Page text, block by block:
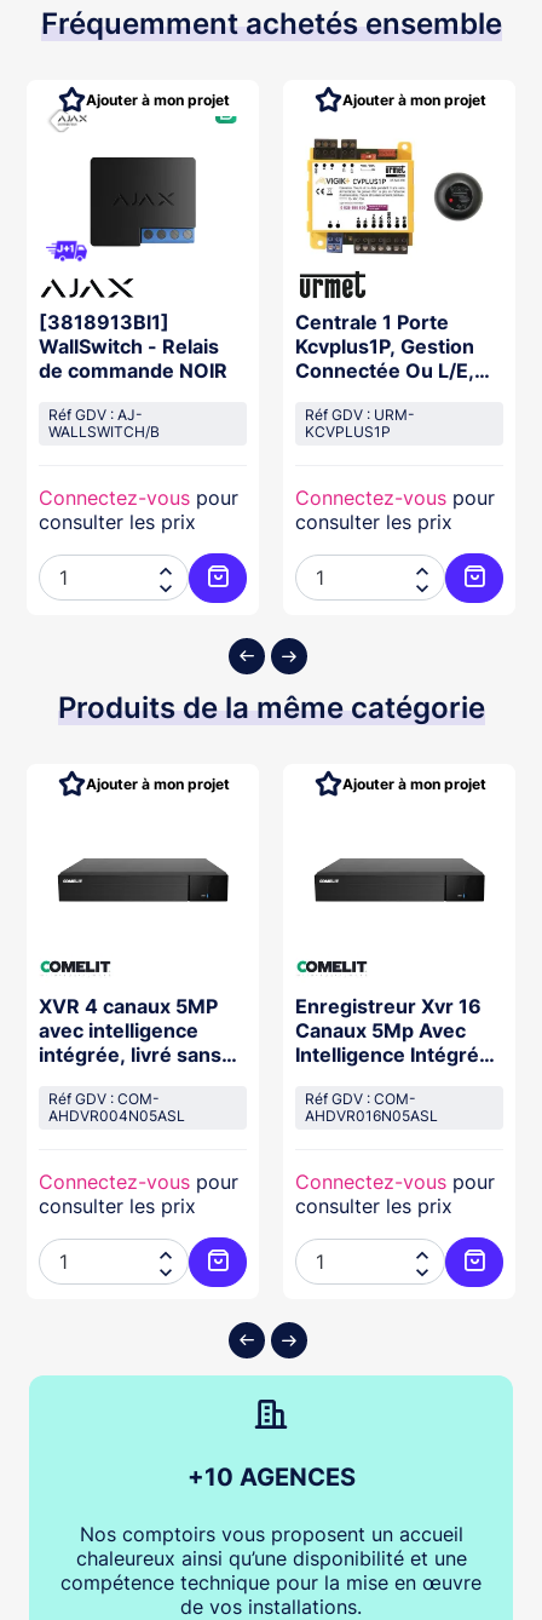
Fréquemment achetés ensemble
au panier
[3818913Bl1]
WallSwitch - Relais
de commande NOIR
Réf GDV : AJ-
WALLSWITCH/B
Connectez-vous pour
consulter les prix


Ajouter au panier
Ajouter à mon projet
Centrale 1 Porte
Kcvplus1P, Gestion
Connectée Ou L/E,
Réf GDV : URM-
KCVPLUS1P
Connectez-vous pour
consulter les prix


Ajouter à mon projet
Produits de la même catégorie
au panier
XVR 4 canaux 5MP
avec intelligence
intégrée, livré sans
Réf GDV : COM-
AHDVR004N05ASL
Connectez-vous pour
consulter les prix


Ajouter au panier
Ajouter à mon projet
Enregistreur Xvr 16
Canaux 5Mp Avec
Intelligence Intégrée,
Réf GDV : COM-
AHDVR016N05ASL
Connectez-vous pour
consulter les prix


Ajouter à mon projet
+10 AGENCES
Nos comptoirs vous proposent un accueil
chaleureux ainsi qu’une disponibilité et une
compétence technique pour la mise en œuvre
de vos installations.